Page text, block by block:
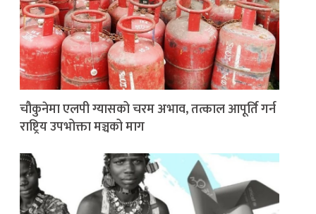
चौकुनेमा एलपी ग्यासको चरम अभाव, तत्काल आपूर्ति गर्न
राष्ट्रिय उपभोक्ता मञ्चको माग